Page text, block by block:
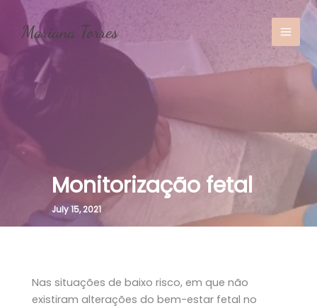
content
Monitorização fetal
July 15, 2021
Nas situações de baixo risco, em que não
existiram alterações do bem-estar fetal no